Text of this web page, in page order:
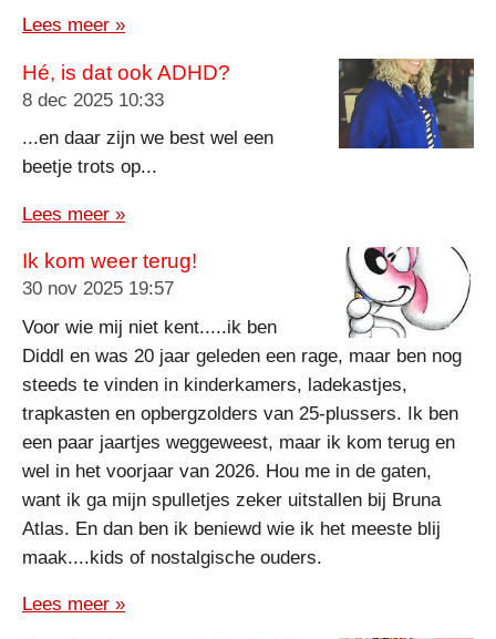
Lees meer »
Hé, is dat ook ADHD?
8 dec 2025 10:33
...en daar zijn we best wel een
beetje trots op...
Lees meer »
Ik kom weer terug!
30 nov 2025 19:57
Voor wie mij niet kent.....ik ben
Diddl en was 20 jaar geleden een rage, maar ben nog
steeds te vinden in kinderkamers, ladekastjes,
trapkasten en opbergzolders van 25-plussers. Ik ben
een paar jaartjes weggeweest, maar ik kom terug en
wel in het voorjaar van 2026. Hou me in de gaten,
want ik ga mijn spulletjes zeker uitstallen bij Bruna
Atlas. En dan ben ik beniewd wie ik het meeste blij
maak....kids of nostalgische ouders.
Lees meer »